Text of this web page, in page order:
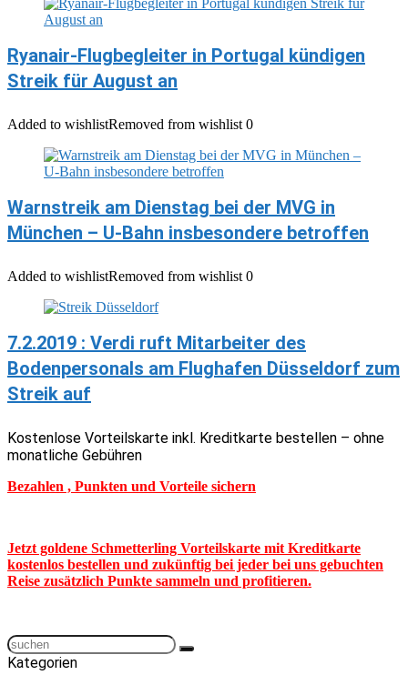
Ryanair-Flugbegleiter in Portugal kündigen
Streik für August an
Added to wishlistRemoved from wishlist 0
Warnstreik am Dienstag bei der MVG in
München – U-Bahn insbesondere betroffen
Added to wishlistRemoved from wishlist 0
7.2.2019 : Verdi ruft Mitarbeiter des
Bodenpersonals am Flughafen Düsseldorf zum
Streik auf
Kostenlose Vorteilskarte inkl. Kreditkarte bestellen – ohne
monatliche Gebühren
Bezahlen , Punkten und Vorteile sichern
Jetzt goldene Schmetterling Vorteilskarte mit Kreditkarte
kostenlos bestellen und zukünftig bei jeder bei uns gebuchten
Reise zusätzlich Punkte sammeln und profitieren.
Kategorien